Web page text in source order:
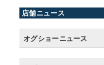
店舗ニュース
オグショーニュース